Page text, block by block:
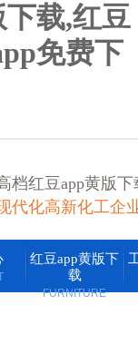
载,红豆
免费下
档红豆app黄版下
代化高新化工企
红豆app黄版下
载
FURNITURE